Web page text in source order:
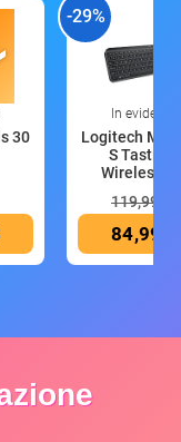
30
-29%
In evidenza
Logitech MX
S Tastiera
Wireless
119,99 €
84,99 €